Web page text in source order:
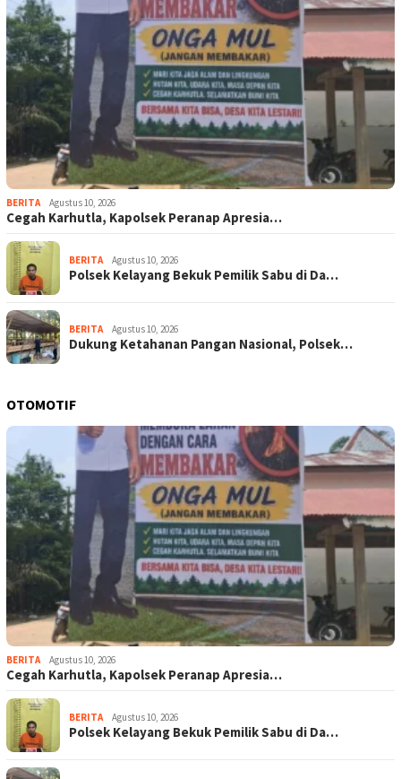
BERITA Agustus 10, 2026
Cegah Karhutla, Kapolsek Peranap Apresia…
BERITA Agustus 10, 2026
Polsek Kelayang Bekuk Pemilik Sabu di Da…
BERITA Agustus 10, 2026
Dukung Ketahanan Pangan Nasional, Polsek…
OTOMOTIF
BERITA Agustus 10, 2026
Cegah Karhutla, Kapolsek Peranap Apresia…
BERITA Agustus 10, 2026
Polsek Kelayang Bekuk Pemilik Sabu di Da…